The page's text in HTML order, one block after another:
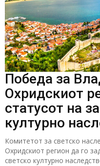
Победа за
Охридскиот
статусот на
културно
Комитетот за светско
Охридскиот регион да го
светско културно